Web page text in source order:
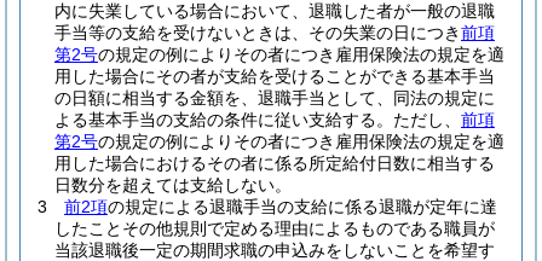
内に失業している場合において、退職した者が一般の退職
手当等の支給を受けないときは、その失業の日につき前項
第2号の規定の例によりその者につき雇用保険法の規定を適
用した場合にその者が支給を受けることができる基本手当
の日額に相当する金額を、退職手当として、同法の規定に
よる基本手当の支給の条件に従い支給する。 ただし、 前項
第2号の規定の例によりその者につき雇用保険法の規定を適
用した場合におけるその者に係る所定給付日数に相当する
日数分を超えては支給しない。
3
前2項の規定による退職手当の支給に係る退職が定年に達
したことその他規則で定める理由によるものである職員が
当該退職後一定の期間求職の申込みをしないことを希望す